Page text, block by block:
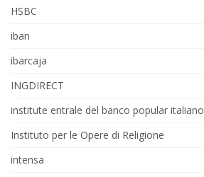
HSBC
iban
ibarcaja
INGDIRECT
institute entrale del banco popular italiano
Instituto per le Opere di Religione
intensa